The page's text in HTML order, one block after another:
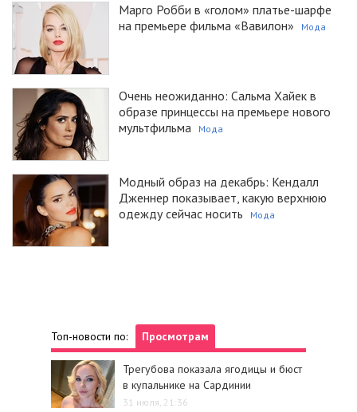
Марго Робби в «голом» платье-шарфе
на премьере фильма «Вавилон»
Мода
Очень неожиданно: Сальма Хайек в
образе принцессы на премьере нового
мультфильма
Мода
Модный образ на декабрь: Кендалл
Дженнер показывает, какую верхнюю
одежду сейчас носить
Мода
Топ-новости по: Просмотрам
Трегубова показала ягодицы и бюст
в купальнике на Сардинии
31 июля, 21:36